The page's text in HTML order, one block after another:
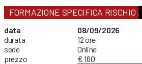
FORMAZIONE SPECIFICA RISCHIO
data
durata
sede
prezzo
08/09/2026
12 ore
Online
€ 160